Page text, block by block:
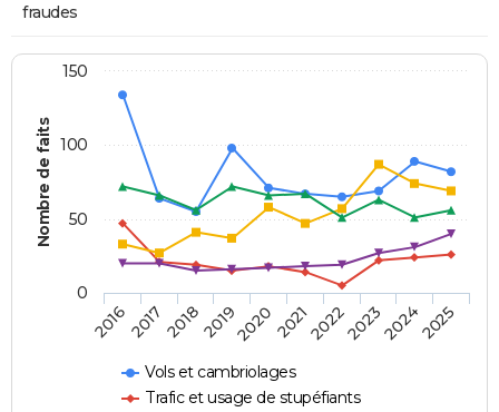
fraudes
Nombre de faits
Vols et cambriolages
Trafic et usage de stupéfiants
2016201720182019202020212022202320242025
0
50
100
150